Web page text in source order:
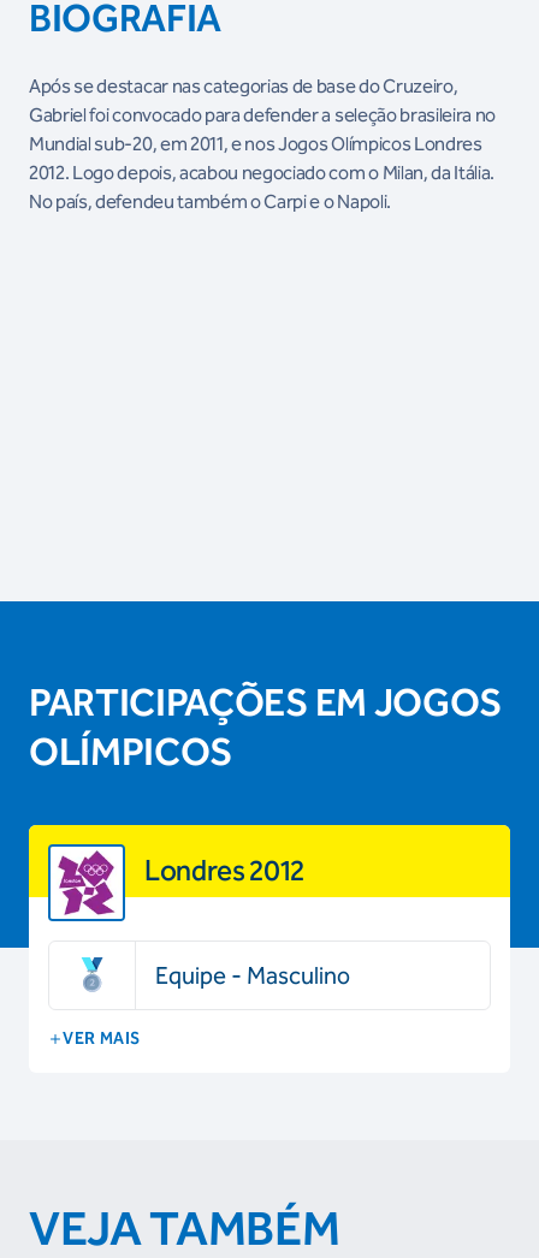
BIOGRAFIA
Após se destacar nas categorias de base do Cruzeiro,
Gabriel foi convocado para defender a seleção brasileira no
Mundial sub-20, em 2011, e nos Jogos Olímpicos Londres
2012. Logo depois, acabou negociado com o Milan, da Itália.
No país, defendeu também o Carpi e o Napoli.
PARTICIPAÇÕES EM JOGOS
OLÍMPICOS
Londres 2012
Equipe - Masculino
VER MAIS
VEJA TAMBÉM